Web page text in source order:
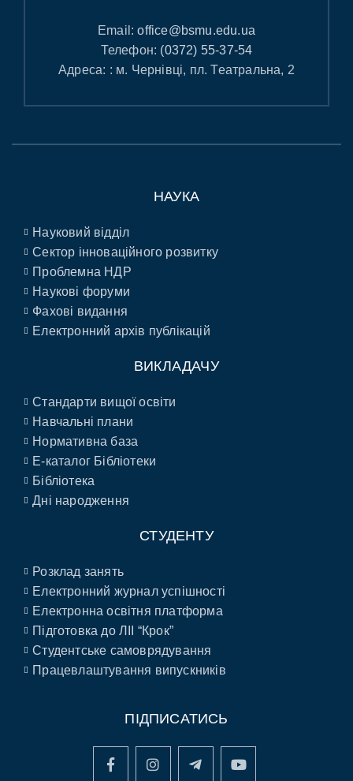
Email:office@bsmu.edu.ua
Телефон: (0372) 55-37-54
Адреса: : м. Чернівці, пл. Театральна, 2
НАУКА
Науковий відділ
Сектор інноваційного розвитку
Проблемна НДР
Наукові форуми
Фахові видання
Електронний архів публікацій
ВИКЛАДАЧУ
Стандарти вищої освіти
Навчальні плани
Нормативна база
E-каталог Бібліотеки
Бібліотека
Дні народження
СТУДЕНТУ
Розклад занять
Електронний журнал успішності
Електронна освітня платформа
Підготовка до ЛІІ “Крок”
Студентське самоврядування
Працевлаштування випускників
ПІДПИСАТИСЬ